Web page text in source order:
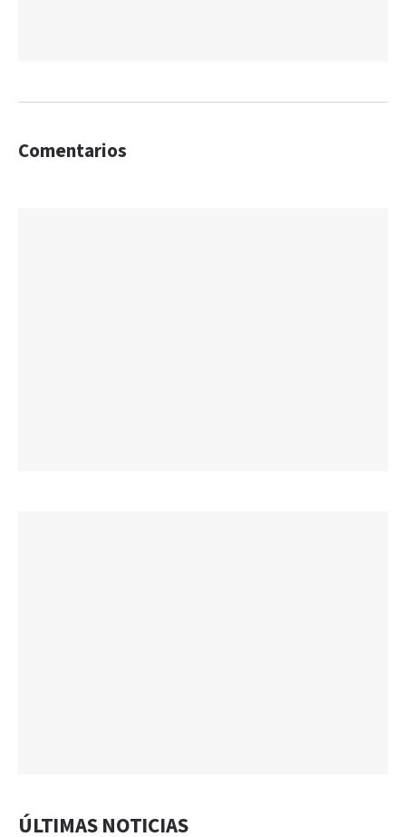
Comentarios
ÚLTIMAS NOTICIAS